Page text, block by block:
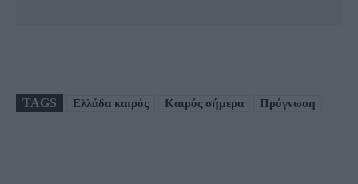
TAGS Ελλάδα καιρός Καιρός σήμερα Πρόγνωση